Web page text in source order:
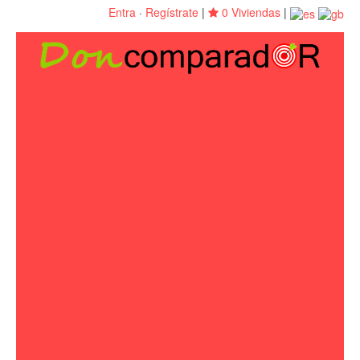
Entra · Regístrate | 0 Viviendas |